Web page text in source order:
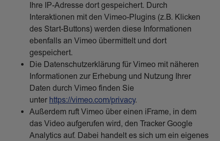
Ihre IP-Adresse dort gespeichert. Durch
Interaktionen mit den Vimeo-Plugins (z.B. Klicken
des Start-Buttons) werden diese Informationen
ebenfalls an Vimeo übermittelt und dort
gespeichert.
Die Datenschutzerklärung für Vimeo mit näheren
Informationen zur Erhebung und Nutzung Ihrer
Daten durch Vimeo finden Sie
unter https://vimeo.com/privacy.
Außerdem ruft Vimeo über einen iFrame, in dem
das Video aufgerufen wird, den Tracker Google
Analytics auf. Dabei handelt es sich um ein eigenes